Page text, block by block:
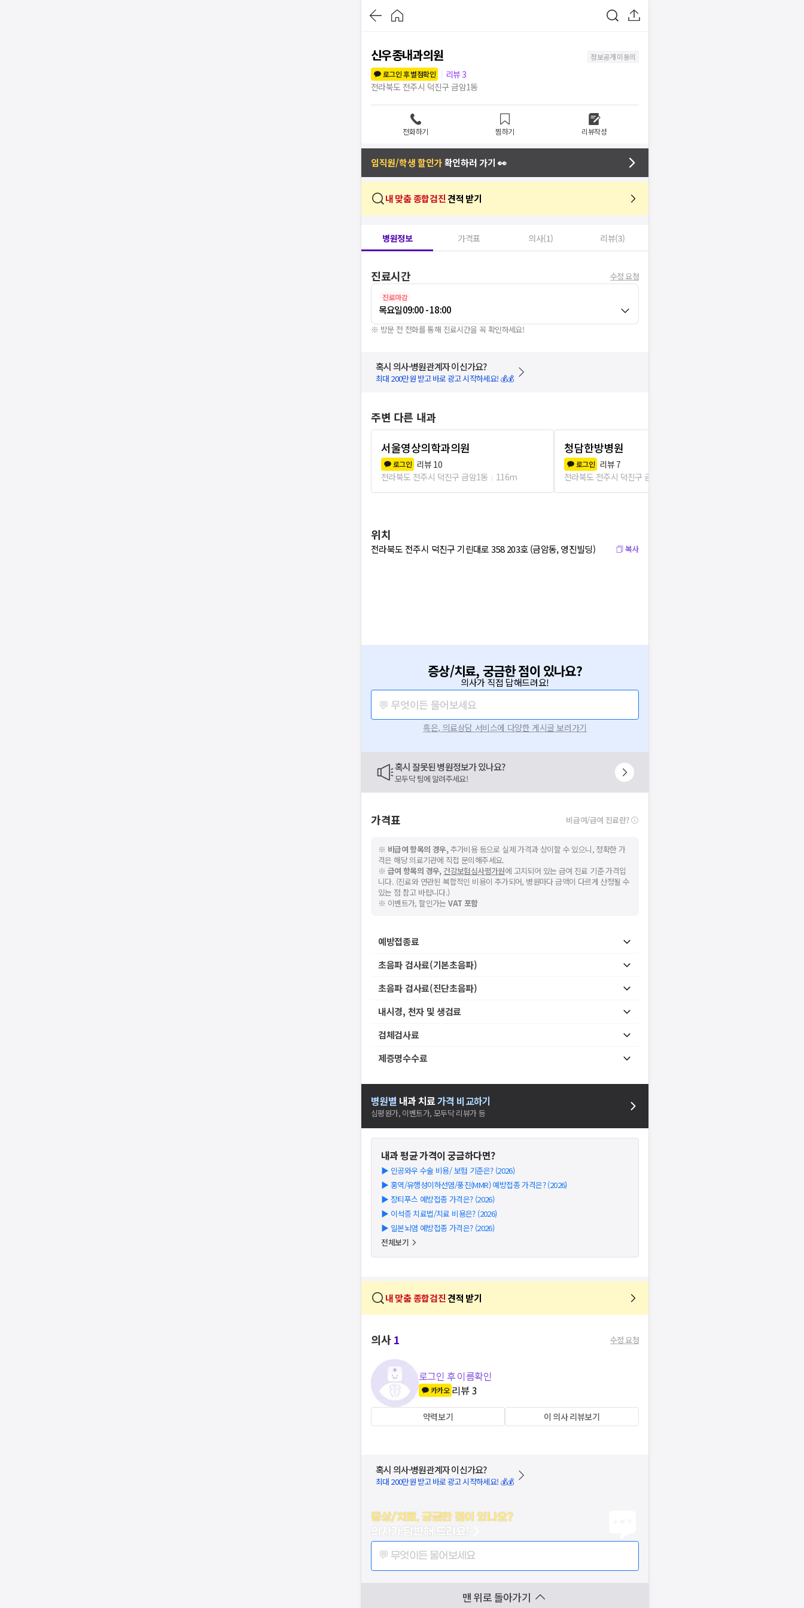
신우종내과의원
정보공개 미동의
로그인 후 별점확인
리뷰 3
전라북도 전주시 덕진구 금암1동
전화하기 찜하기 리뷰작성
임직원/학생 할인가확인하러 가기 👀
내 맞춤 종합검진 견적 받기
병원정보 가격표 의사(1) 리뷰(3)
진료시간 수정 요청
진료마감
목요일09:00 - 18:00
※ 방문 전 전화를 통해 진료시간을 꼭 확인하세요!
혹시 의사·병원관계자 이신가요?
최대 200만원 받고 바로 광고 시작하세요! 💰💰
주변 다른 내과
서울영상의학과의원
로그인 리뷰 10
전라북도 전주시 덕진구 금암1동
116m
청담한방병원
로그인 리뷰 7
전라북도 전주시 덕진구 금암1동
위치
전라북도 전주시 덕진구 기린대로 358 203호 (금암동, 영진빌딩) 복사
증상/치료, 궁금한 점이 있나요?
의사가 직접 답해드려요!
💬 무엇이든 물어보세요
혹은, 의료상담 서비스에 다양한 게시글 보러가기
혹시 잘못된 병원정보가 있나요?
모두닥 팀에 알려주세요!
가격표 비급여/급여 진료란?
※ 비급여 항목의 경우,추가비용 등으로 실제 가격과 상이할 수 있으니, 정확한 가
격은 해당 의료기관에 직접 문의해주세요.
※ 급여 항목의 경우, 건강보험심사평가원에 고지되어 있는 급여 진료 기준 가격입
니다. (진료와 연관된 복합적인 비용이 추가되어, 병원마다 금액이 다르게 산정될 수
있는 점 참고 바랍니다.)
※ 이벤트가, 할인가는VAT 포함
예방접종료
초음파 검사료(기본초음파)
초음파 검사료(진단초음파)
내시경, 천자 및 생검료
검체검사료
제증명수수료
병원별 내과치료가격 비교하기
심평원가, 이벤트가, 모두닥 리뷰가 등
내과평균 가격이 궁금하다면?
▶ 인공와우 수술 비용/ 보험 기준은? (2026)
▶ 홍역/유행성이하선염/풍진(MMR) 예방접종 가격은? (2026)
▶ 장티푸스 예방접종 가격은? (2026)
▶ 이석증 치료법/치료 비용은? (2026)
▶ 일본뇌염 예방접종 가격은? (2026)
전체보기
내 맞춤 종합검진 견적 받기
의사1 수정 요청
로그인 후 이름확인
카카오 리뷰3
약력보기 이 의사 리뷰보기
혹시 의사·병원관계자 이신가요?
최대 200만원 받고 바로 광고 시작하세요! 💰💰
증상/치료, 궁금한 점이 있나요?
의사가 답변해 드려요!
💬 무엇이든 물어보세요
맨 위로 돌아가기